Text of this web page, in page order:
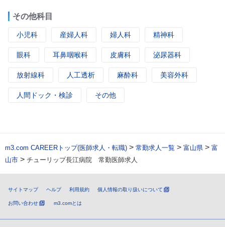
その他科目
小児科 産婦人科 婦人科 精神科
眼科 耳鼻咽喉科 皮膚科 泌尿器科
放射線科 人工透析 麻酔科 美容外科
人間ドック・検診 その他
m3.com CAREERトップ(医師求人・転職) > 常勤求人一覧 > 富山県 > 富
山市 > チューリップ長江病院 常勤医師求人
サイトマップ ヘルプ 利用規約 個人情報の取り扱いについて
お問い合わせ m3.comとは